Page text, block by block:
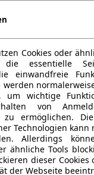
Cookies oder
essentielle
einwandfreie
um wichtige
von
zu ermöglichen.
Technologien kann
Allerdings
ähnliche Tools
dieser
der Webseite
2,0-l-Hybrid